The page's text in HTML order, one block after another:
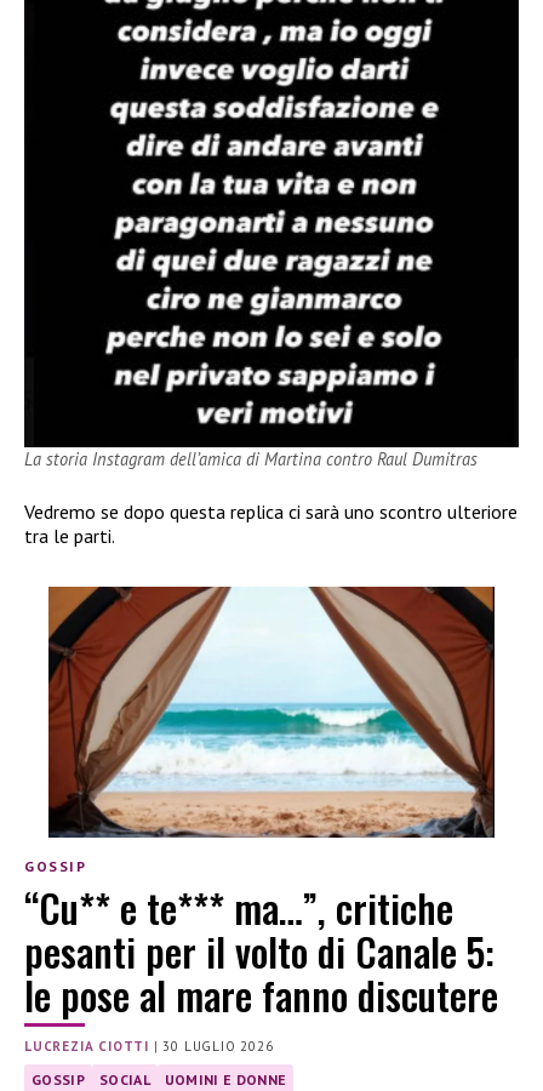
La storia Instagram dell’amica di Martina contro Raul Dumitras
Vedremo se dopo questa replica ci sarà uno scontro ulteriore
tra le parti.
GOSSIP
“Cu** e te*** ma…”, critiche
pesanti per il volto di Canale 5:
le pose al mare fanno discutere
LUCREZIA CIOTTI |30 LUGLIO 2026
GOSSIP SOCIAL UOMINI E DONNE